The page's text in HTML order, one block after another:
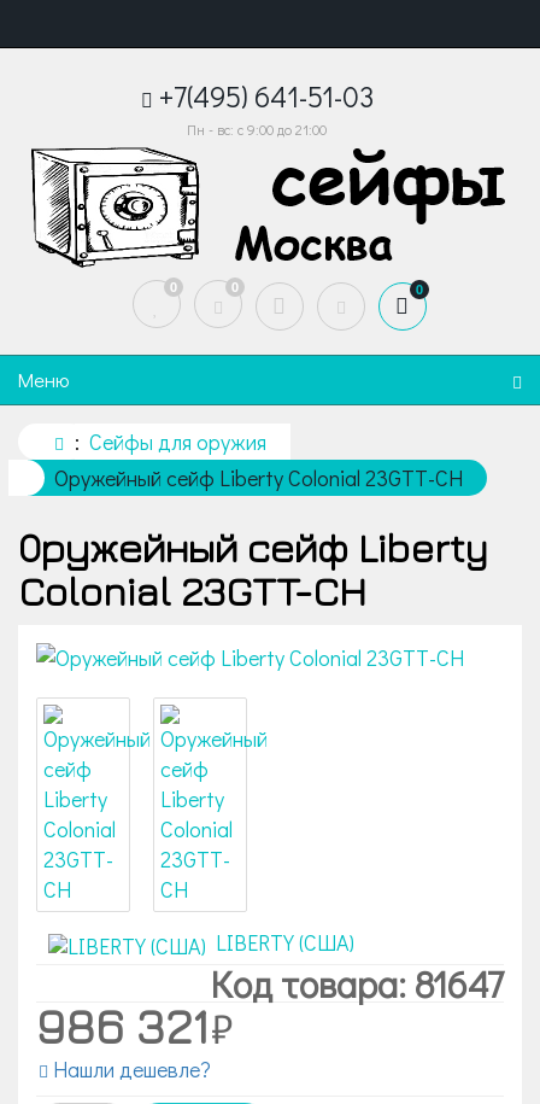
+7(495) 641-51-03
Пн - вс: с 9:00 до 21:00
0 0 0
Меню
Сейфы для оружия
Оружейный сейф Liberty Colonial 23GTT-CH
Оружейный сейф Liberty
Colonial 23GTT-CH
LIBERTY (США)
Код товара: 81647
986 321
Нашли дешевле?